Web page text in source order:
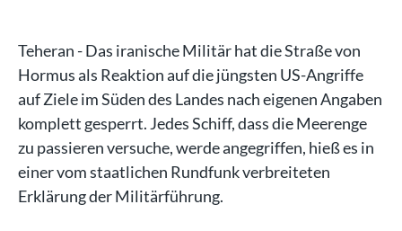
Teheran - Das iranische Militär hat die Straße von
Hormus als Reaktion auf die jüngsten US-Angriffe
auf Ziele im Süden des Landes nach eigenen Angaben
komplett gesperrt. Jedes Schiff, dass die Meerenge
zu passieren versuche, werde angegriffen, hieß es in
einer vom staatlichen Rundfunk verbreiteten
Erklärung der Militärführung.